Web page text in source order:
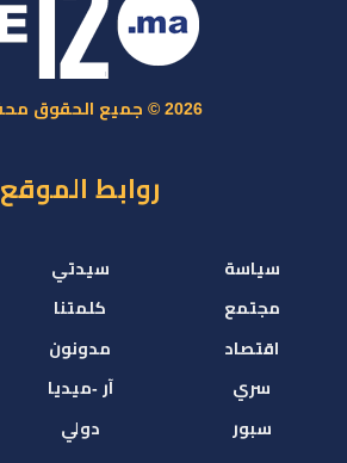
2026 © جميع الحقوق محفوظة
روابط الموقع
سياسة
مجتمع
اقتصاد
سري
سبور
سيدتي
كلمتنا
مدونون
آر -ميديا
دولي